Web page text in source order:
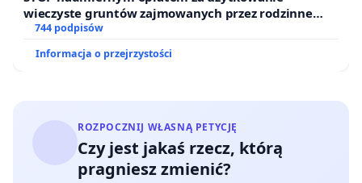
wieczyste gruntów zajmowanych przez rodzinne
ogrody działkowe.
744 podpisów
Informacja o przejrzystości
ROZPOCZNIJ WŁASNĄ PETYCJĘ
Czy jest jakaś rzecz, którą
pragniesz zmienić?